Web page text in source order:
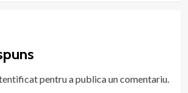
pentru a publica un comentariu.